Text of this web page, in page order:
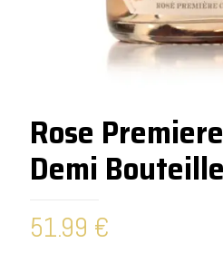
Rose
Demi
51.99 €